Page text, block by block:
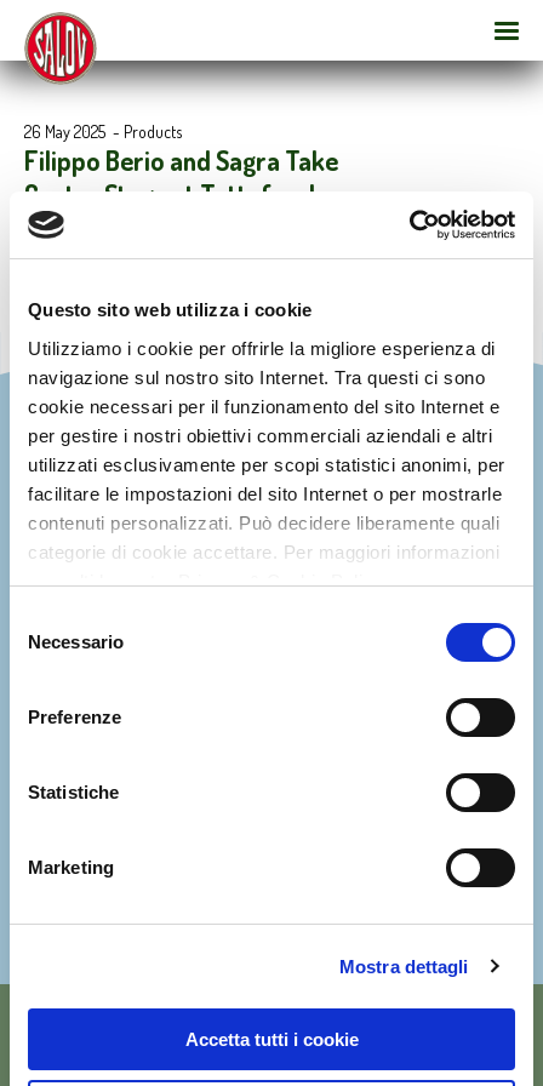
Questo sito web utilizza i cookie
Utilizziamo i cookie per offrirle la migliore esperienza di
navigazione sul nostro sito Internet. Tra questi ci sono
cookie necessari per il funzionamento del sito Internet e
per gestire i nostri obiettivi commerciali aziendali e altri
utilizzati esclusivamente per scopi statistici anonimi, per
facilitare le impostazioni del sito Internet o per mostrarle
contenuti personalizzati. Può decidere liberamente quali
categorie di cookie accettare. Per maggiori informazioni
consulti la nostra Privacy & Cookie Policy
delNecessario
Preferenze
Statistiche
Marketing
Mostra dettagli
Accetta tutti i cookie
26 May 2025 - Products
Filippo Berio and Sagra Take
Center Stage at Tuttofood
CONTACT US
Follow us on